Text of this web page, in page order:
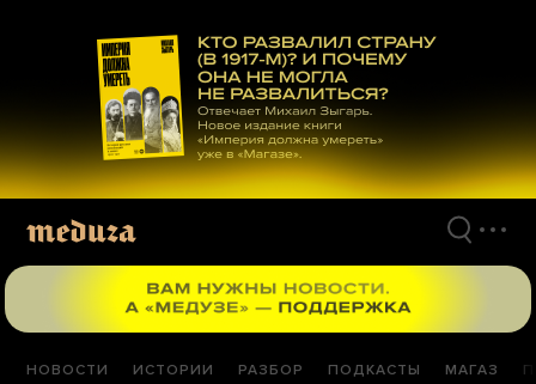
материалам
НОВОСТИ ИСТОРИИ РАЗБОР ПОДКАСТЫ МАГАЗ